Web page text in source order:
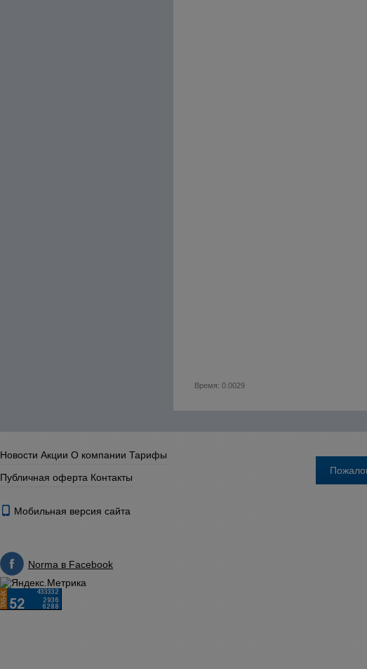
Время: 0.0029
Новости Акции О компании Тарифы
Публичная оферта Контакты
Мобильная версия сайта
Norma в Facebook